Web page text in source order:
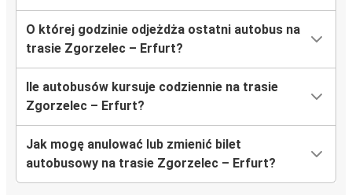
O której godzinie odjeżdża ostatni autobus na
trasie Zgorzelec – Erfurt?
Ile autobusów kursuje codziennie na trasie
Zgorzelec – Erfurt?
Jak mogę anulować lub zmienić bilet
autobusowy na trasie Zgorzelec – Erfurt?